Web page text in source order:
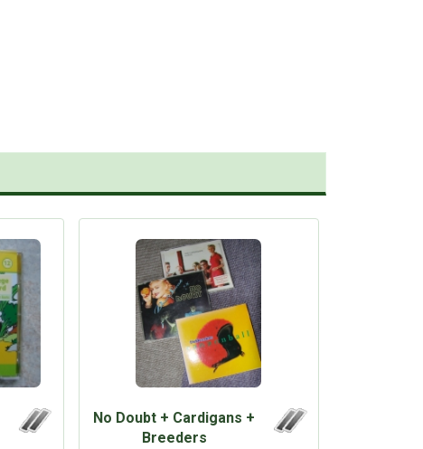
No Doubt + Cardigans +
Breeders